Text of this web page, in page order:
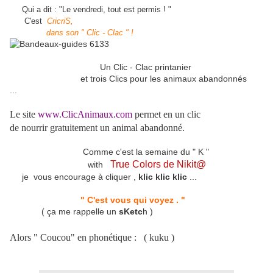
Qui a dit : "Le vendredi, tout est permis ! "
C'est CricriS,
dans son " Clic - Clac " !
Un Clic - Clac printanier
et trois Clics pour les animaux abandonnés
Le site www.ClicAnimaux.com permet en un clic
de nourrir gratuitement un animal abandonné.
Comme c'est la semaine du " K "
with True Colors de Nikit@
je vous encourage à cliquer , klic klic klic
" C'est vous qui voyez . "
( ça me rappelle un sKetch )
Alors " Coucou" en phonétique : ( kuku )